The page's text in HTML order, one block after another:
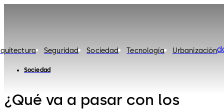
Seguridad Sociedad Tecnología Urbanización
Sociedad
¿Qué va a pasar con los